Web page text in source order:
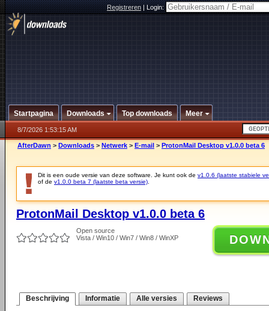
Registreren|Login:
Startpagina Downloads Top downloads Meer
8/7/2026 1:53:15 AM
AfterDawn > Downloads > Netwerk > E-mail > ProtonMail Desktop v1.0.0 beta 6
Dit is een oude versie van deze software. Je kunt ook de v1.0.6 (laatste stabiele
of de v1.0.0 beta 7 (laatste beta versie)
ProtonMail Desktop v1.0.0 beta 6
Open source
Vista / Win10 / Win7 / Win8 / WinXP
Beschrijving Informatie Alle versies Reviews